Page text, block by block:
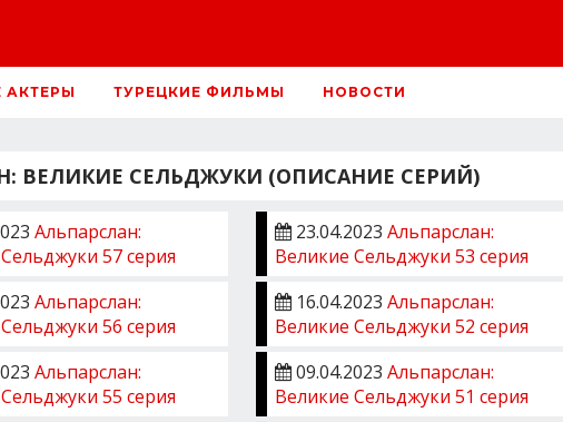
АКТЕРЫ ТУРЕЦКИЕ ФИЛЬМЫ НОВОСТИ
СЕЛЬДЖУКИ (ОПИСАНИЕ СЕРИЙ)
Альпарслан:
57 серия
Альпарслан:
56 серия
Альпарслан:
55 серия
23.04.2023 Альпарслан:
Великие Сельджуки 53 серия
16.04.2023 Альпарслан:
Великие Сельджуки 52 серия
09.04.2023 Альпарслан:
Великие Сельджуки 51 серия